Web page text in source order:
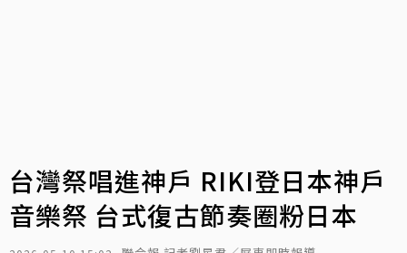
台灣祭唱進神戶 RIKI登日本神戶
音樂祭 台式復古節奏圈粉日本